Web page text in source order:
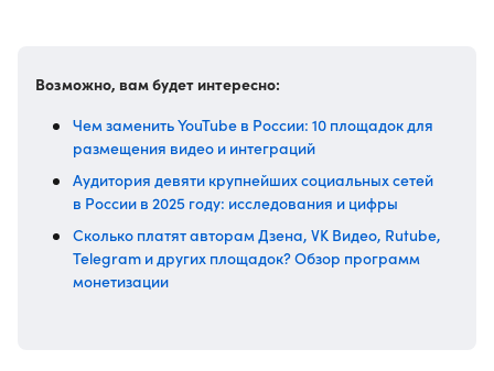
Возможно, вам будет интересно:
Чем заменить YouTube в России: 10 площадок для
размещения видео и интеграций
Аудитория девяти крупнейших социальных сетей
в России в 2025 году: исследования и цифры
Сколько платят авторам Дзена, VK Видео, Rutube,
Telegram и других площадок? Обзор программ
монетизации